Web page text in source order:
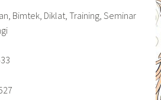
Bimtek, Diklat, Training, Seminar